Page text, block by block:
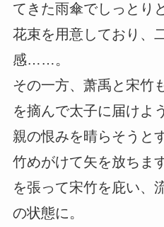
てきた雨傘でしっとり
花束を用意しており、
感……。
その一方、萧禹と宋竹
を摘んで太子に届けよ
親の恨みを晴らそうと
竹めがけて矢を放ちま
を張って宋竹を庇い、
の状態に。